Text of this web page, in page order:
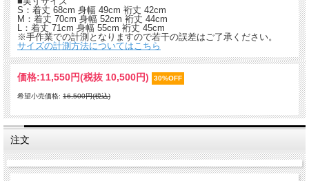
S：着丈 68cm 身幅 49cm 裄丈 42cm
M：着丈 70cm 身幅 52cm 裄丈 44cm
L：着丈 71cm 身幅 55cm 裄丈 45cm
※手作業での計測となりますので若干の誤差はご了承ください。
サイズの計測方法についてはこちら
価格:11,550円(税抜 10,500円) 30%OFF
希望小売価格: 16,500円(税込)
注文